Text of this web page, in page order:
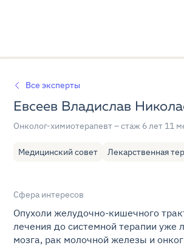
Все эксперты
Евсеев Владислав
Онколог-химиотерапевт– стаж 6 лет 11
Медицинский совет Лекарственная
Сфера интересов
Опухоли желудочно-кишечного
лечения до системной терапии уже
мозга, рак молочной железы и